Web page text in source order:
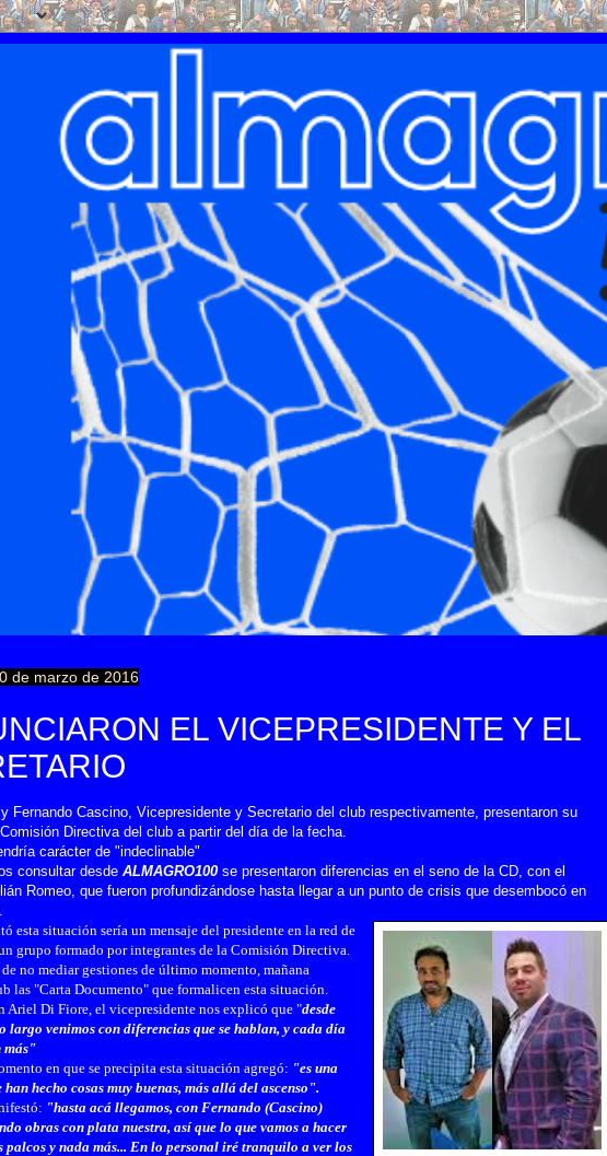
de marzo de 2016
EL VICEPRESIDENTE Y EL
Fernando Cascino, Vicepresidente y Secretario del club respectivamente, presentaron su
Directiva del club a partir del día de la fecha.
carácter de "indeclinable"
consultar desde ALMAGRO100 se presentaron diferencias en el seno de la CD, con el
Romeo, que fueron profundizándose hasta llegar a un punto de crisis que desembocó en
esta situación sería un mensaje del presidente en la red de
grupo formado por integrantes de la Comisión Directiva.
de no mediar gestiones de último momento, mañana
las "Carta Documento" que formalicen esta situación.
Ariel Di Fiore, el vicepresidente nos explicó que "desde
largo venimos con diferencias que se hablan, y cada día
más"
en que se precipita esta situación agregó: "es una
han hecho cosas muy buenas, más allá del ascenso".
"hasta acá llegamos, con Fernando (Cascino)
obras con plata nuestra, así que lo que vamos a hacer
palcos y nada más... En lo personal iré tranquilo a ver los